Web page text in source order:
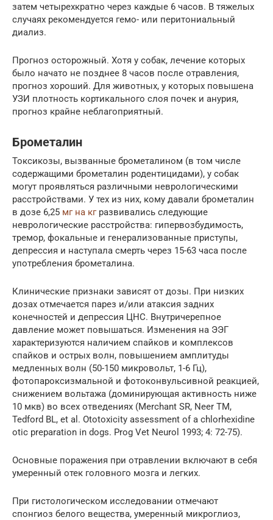
затем четырехкратно через каждые 6 часов. В тяжелых
случаях рекомендуется гемо- или перитониальный
диализ.
Прогноз осторожный. Хотя у собак, лечение которых
было начато не позднее 8 часов после отравления,
прогноз хороший. Для животных, у которых повышена
УЗИ плотность кортикального слоя почек и анурия,
прогноз крайне неблагоприятный.
Брометалин
Токсикозы, вызванные брометалином (в том числе
содержащими брометалин родентицидами), у собак
могут проявляться различными неврологическими
расстройствами. У тех из них, кому давали брометалин
в дозе 6,25 мг на кгразвивались следующие
неврологические расстройства: гипервозбудимость,
тремор, фокальные и генерализованные приступы,
депрессия и наступала смерть через 15-63 часа после
употребления брометалина.
Клинические признаки зависят от дозы. При низких
дозах отмечается парез и/или атаксия задних
конечностей и депрессия ЦНС. Внутричерепное
давление может повышаться. Изменения на ЭЭГ
характеризуются наличием спайков и комплексов
спайков и острых волн, повышением амплитуды
медленных волн (50-150 микровольт, 1-6 Гц),
фотопароксизмальной и фотоконвульсивной реакцией,
снижением вольтажа (доминирующая активность ниже
10 мкв) во всех отведениях (Merchant SR, Neer TM,
Tedford BL, et al. Ototoxicity assessment of a chlorhexidine
otic preparation in dogs. Prog Vet Neurol 1993; 4: 72-75).
Основные поражения при отравлении включают в себя
умеренный отек головного мозга и легких.
При гистологическом исследовании отмечают
спонгиоз белого вещества, умеренный микроглиоз,